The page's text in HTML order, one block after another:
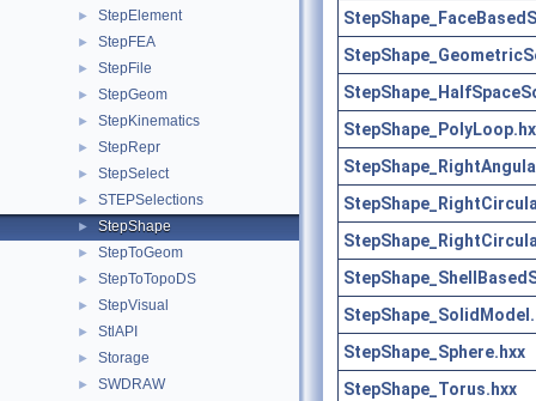
► StepElement
► StepFEA
► StepFile
► StepGeom
► StepKinematics
► StepRepr
► StepSelect
► STEPSelections
► StepShape
► StepToGeom
► StepToTopoDS
► StepVisual
► StlAPI
► Storage
► SWDRAW
StepShape_Sphere.hxx
StepShape_Torus.hxx